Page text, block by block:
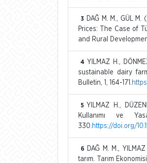
3
DAĞ M. M., GÜL
Prices: The Case of
and Rural
4 YILMAZ H.,
sustainable dairy
Bulletin, 1, 164-171.
5 YILMAZ H.,
Kullanımı ve
330. https://doi.org/
6
DAĞ M. M.,
tarım. Tarım